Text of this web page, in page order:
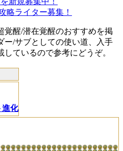
略ライター募集！
覚醒/潜在覚醒のおすすめを掲
ー/サブとしての使い道、入手
ているので参考にどうぞ。
進化